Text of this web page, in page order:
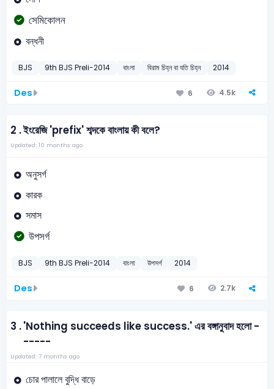
সেমিকোলন
বন্ধনী
BJS 9th BJS Preli-2014 বাংলা বিরাম চিহ্ন বা যতি চিহ্ন 2014
Des 6 4.5k
2 .ইংরেজি 'prefix' শব্দকে বাংলায় কী বলে?
Updated: 10 months ago
অনুসর্গ
কারক
সমাস
উপসর্গ
BJS 9th BJS Preli-2014 বাংলা উপসর্গ 2014
Des 6 2.7k
3 .'Nothing succeeds like success.' এর বঙ্গানুবাদ হলো -
-----
Updated: 7 months ago
চোর পালালে বুদ্ধি বাড়ে